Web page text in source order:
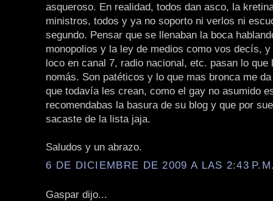
asqueroso. En realidad, todos dan asco, la
ministros, todos y ya no soporto ni verlos ni
segundo. Pensar que se llenaban la boca
monopolios y la ley de medios como vos decís,
loco en canal 7, radio nacional, etc. pasan lo que
nomás. Son patéticos y lo que mas bronca me
que todavía les crean, como el gay no asumido
recomendabas la basura de su blog y que por
sacaste de la lista jaja.
Saludos y un abrazo.
6 DE DICIEMBRE DE 2009 A LAS 2:43
Gaspar dijo...